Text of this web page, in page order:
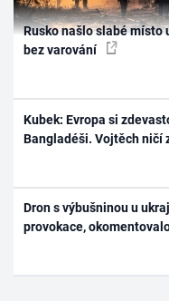
Rusko našlo slabé místo
bez varování
Kubek: Evropa si
Bangladéši. Vojtěch ničí
Dron s výbušninou u
provokace,